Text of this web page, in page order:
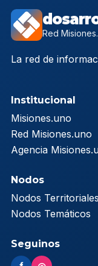
Red
La red de
Institucional
Misiones.uno
Red Misiones.uno
Agencia
Nodos
Nodos Territoriales
Nodos Temáticos
Seguinos